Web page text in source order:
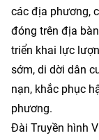
các địa phương,
đóng trên địa
triển khai lực
sớm, di dời dân
nạn, khắc phục
phương.
Đài Truyền hình